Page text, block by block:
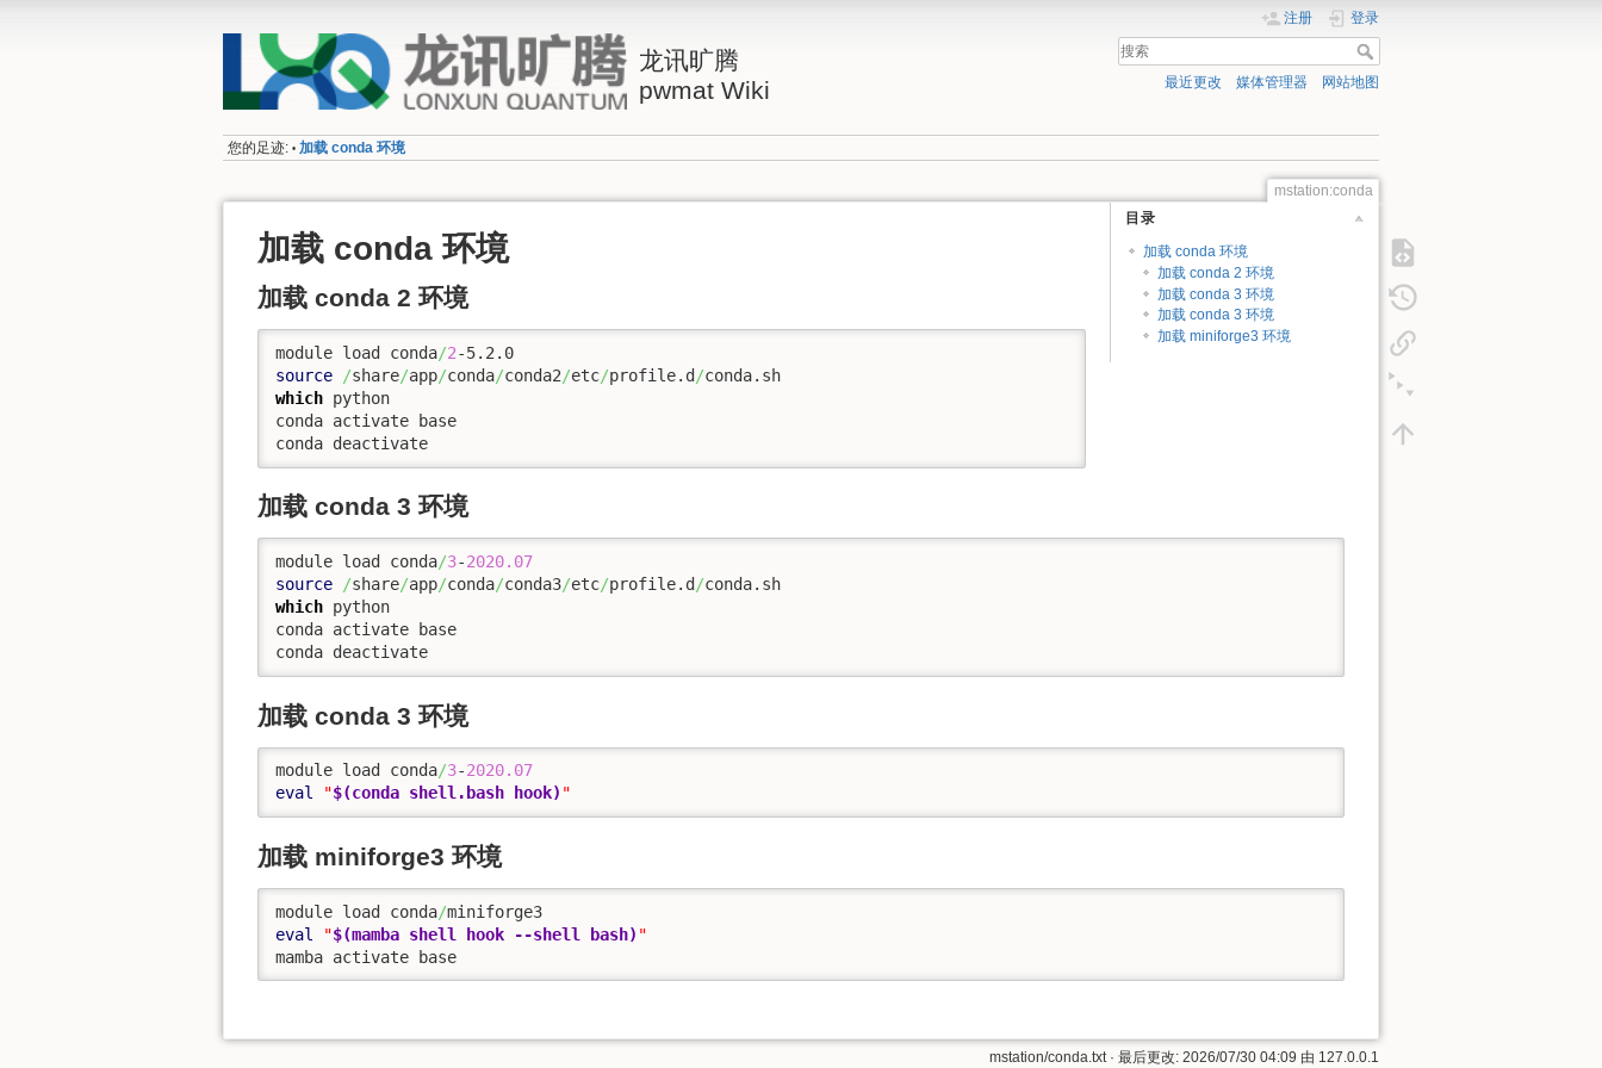
龙讯旷腾
pwmat Wiki
注册 登录
最近更改 媒体管理器 网站地图
您的足迹: • 加载 conda 环境
mstation:conda
目录
加载 conda 环境
加载 conda 2 环境
加载 conda 3 环境
加载 conda 3 环境
加载 miniforge3 环境
加载 conda 环境
加载 conda 2 环境
module load conda/2
source
/share/app/conda/conda2/etc/profile.d /
which python
conda activate base
conda deactivate
加载 conda 3 环境
module load conda/3-2020.07
source
/share/app/conda/conda3/etc/profile.d /
which python
conda activate base
conda deactivate
加载 conda 3 环境
module load conda/3-2020.07
eval
"$(conda shell.bash hook) "
加载 miniforge3 环境
module load conda/
eval
"$(mamba shell hook --shell bash) "
mamba activate base
mstation/conda.txt· 最后更改: 2026/07/30 04:09 由 127.0.0.1